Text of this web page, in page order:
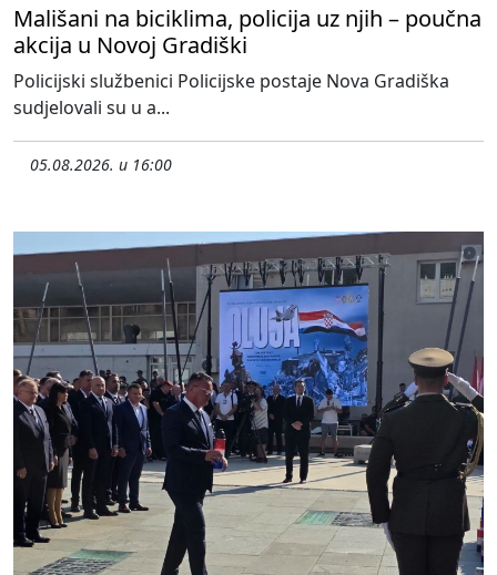
Mališani na biciklima, policija uz njih – poučna
akcija u Novoj Gradiški
Policijski službenici Policijske postaje Nova Gradiška
sudjelovali su u a...
05.08.2026. u 16:00